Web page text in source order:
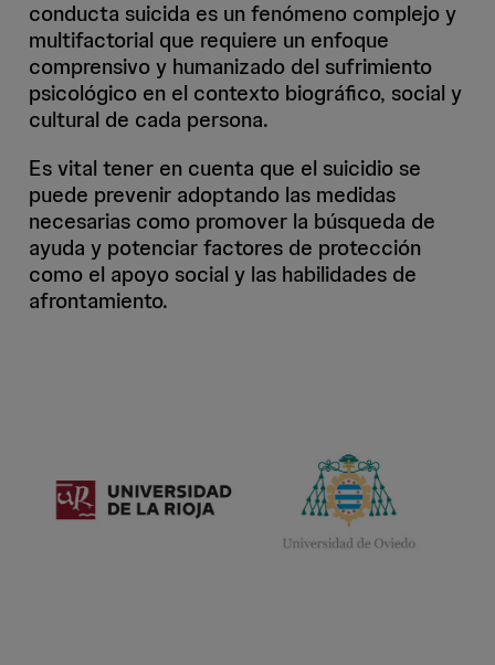
conducta suicida es un fenómeno complejo y
multifactorial que requiere un enfoque
comprensivo y humanizado del sufrimiento
psicológico en el contexto biográfico, social y
cultural de cada persona.
Es vital tener en cuenta que el suicidio se
puede prevenir adoptando las medidas
necesarias como promover la búsqueda de
ayuda y potenciar factores de protección
como el apoyo social y las habilidades de
afrontamiento.